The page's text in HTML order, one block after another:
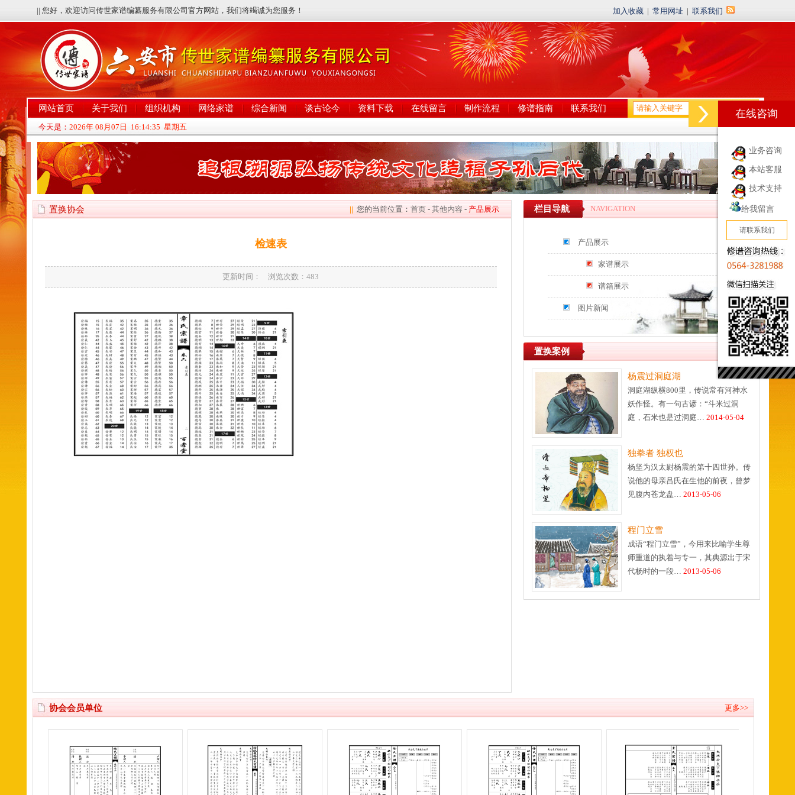
|| 您好，欢迎访问传世家谱编纂服务有限公司官方网站，我们将竭诚为您服务！ 加入收藏 | 常用网址 | 联系我们
网站首页 关于我们 组织机构 网络家谱 综合新闻 谈古论今 资料下载 在线留言 制作流程 修谱指南 联系我们
今天是： 2026年 08月07日 16:14:35 星期五
置换协会 || 您的当前位置： 首页- 其他内容 - 产品展示
检速表
更新时间： 浏览次数： 483
栏目导航 NAVIGATION
产品展示
家谱展示
谱箱展示
图片新闻
置换案例 更多>>
杨震过洞庭湖
洞庭湖纵横800里，传说常有河神水
妖作怪。有一句古谚：“斗米过洞
庭，石米也是过洞庭… 2014-05-04
独拳者 独权也
杨坚为汉太尉杨震的第十四世孙。传
说他的母亲吕氏在生他的前夜，曾梦
见腹内苍龙盘… 2013-05-06
程门立雪
成语“程门立雪”，今用来比喻学生尊
师重道的执着与专一，其典源出于宋
代杨时的一段… 2013-05-06
协会会员单位 更多>>
在线咨询
业务咨询
本站客服
技术支持
给我留言
请联系我们